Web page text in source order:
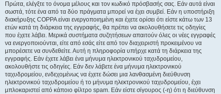
Πρώτα, ελέγξτε το όνομα μέλους και τον κωδικό πρόσβασής σας. Εάν αυτά είναι
σωστά, τότε ένα από τα δύο πράγματα μπορεί να έχει συμβεί. Εάν η υποστήριξη
διακήρυξης COPPA είναι ενεργοποιημένη και έχετε ορίσει ότι είστε κάτω των 13
ετών κατά τη διάρκεια της εγγραφής, θα πρέπει να ακολουθήσετε τις οδηγίες
που έχετε λάβει. Μερικά συστήματα συζητήσεων απαιτούν όλες οι νέες εγγραφές
να ενεργοποιούνται, είτε από εσάς είτε από τον διαχειριστή προκειμένου να
μπορέσετε να συνδεθείτε. Αυτή η πληροφορία υπήρχε κατά τη διάρκεια της
εγγραφής. Εάν έχετε λάβει ένα μήνυμα ηλεκτρονικού ταχυδρομείου,
ακολουθήστε τις οδηγίες. Εάν δεν λάβετε ένα μήνυμα ηλεκτρονικού
ταχυδρομείου, ενδεχομένως να έχετε δώσει μια λανθασμένη διεύθυνση
ηλεκτρονικού ταχυδρομείου ή το μήνυμα ηλεκτρονικού ταχυδρομείου, έχει
μπλοκαριστεί από κάποιο φίλτρο spam. Εάν είστε σίγουρος (-η) ότι η διεύθυνση